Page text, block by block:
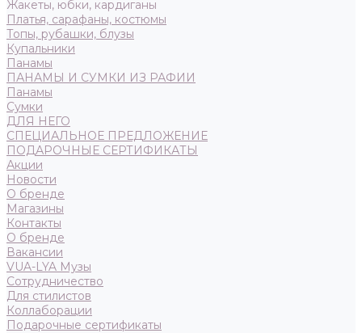
Жакеты, юбки, кардиганы
Платья, сарафаны, костюмы
Топы, рубашки, блузы
Купальники
Панамы
ПАНАМЫ И СУМКИ ИЗ РАФИИ
Панамы
Сумки
ДЛЯ НЕГО
СПЕЦИАЛЬНОЕ ПРЕДЛОЖЕНИЕ
ПОДАРОЧНЫЕ СЕРТИФИКАТЫ
Акции
Новости
О бренде
Магазины
Контакты
О бренде
Вакансии
VUA-LYA Музы
Сотрудничество
Для стилистов
Коллаборации
Подарочные сертификаты